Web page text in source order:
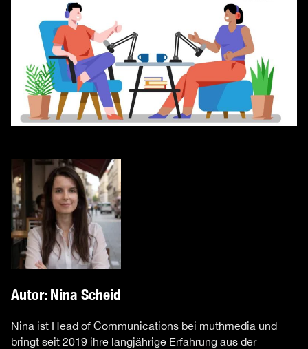
Autor: Nina Scheid
Nina ist Head of Communications bei muthmedia und
bringt seit 2019 ihre langjährige Erfahrung aus der